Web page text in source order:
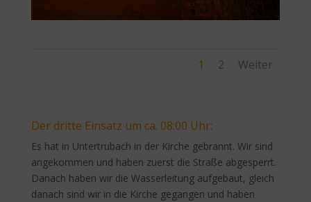
1 2 Weiter
Der dritte Einsatz um ca. 08:00 Uhr:
Es hat in Untertrubach in der Kirche gebrannt. Wir sind
angekommen und haben zuerst die Straße abgesperrt.
Danach haben wir die Wasserleitung aufgebaut, gleich
danach sind wir in die Kirche gegangen und haben